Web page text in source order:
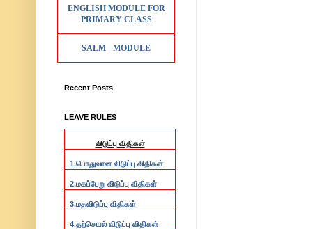
ENGLISH MODULE FOR
PRIMARY CLASS
SALM - MODULE
Recent Posts
LEAVE RULES
விடுப்பு விதிகள்
1.பொதுவான விடுப்பு விதிகள்
2.மகப்பேறு விடுப்பு விதிகள்
3.மதவிடுப்பு விதிகள்
4.தற்செயல் விடுப்பு விதிகள்